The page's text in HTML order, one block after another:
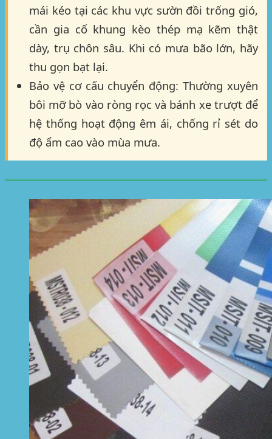
mái kéo tại các khu vực sườn đồi trống gió,
cần gia cố khung kèo thép mạ kẽm thật
dày, trụ chôn sâu. Khi có mưa bão lớn, hãy
thu gọn bạt lại.
Bảo vệ cơ cấu chuyển động: Thường xuyên
bôi mỡ bò vào ròng rọc và bánh xe trượt để
hệ thống hoạt động êm ái, chống rỉ sét do
độ ẩm cao vào mùa mưa.